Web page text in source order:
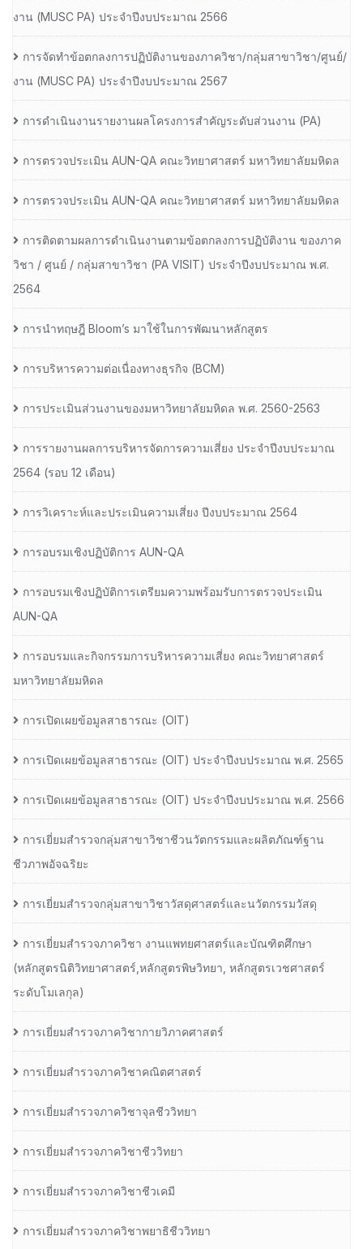
งาน (MUSC PA) ประจำปีงบประมาณ 2566
การจัดทำข้อตกลงการปฏิบัติงานของภาควิชา/กลุ่มสาขาวิชา/ศูนย์/
งาน (MUSC PA) ประจำปีงบประมาณ 2567
การดำเนินงานรายงานผลโครงการสำคัญระดับส่วนงาน (PA)
การตรวจประเมิน AUN-QA คณะวิทยาศาสตร์ มหาวิทยาลัยมหิดล
การตรวจประเมิน AUN-QA คณะวิทยาศาสตร์ มหาวิทยาลัยมหิดล
การติดตามผลการดำเนินงานตามข้อตกลงการปฏิบัติงาน ของภาค
วิชา / ศูนย์ / กลุ่มสาขาวิชา (PA VISIT) ประจำปีงบประมาณ พ.ศ.​
2564
การนำทฤษฎี Bloom’s มาใช้ในการพัฒนาหลักสูตร
การบริหารความต่อเนื่องทางธุรกิจ (BCM)
การประเมินส่วนงานของมหาวิทยาลัยมหิดล พ.ศ. 2560-2563
การรายงานผลการบริหารจัดการความเสี่ยง ประจำปีงบประมาณ
2564 (รอบ 12 เดือน)
การวิเคราะห์และประเมินความเสี่ยง ปีงบประมาณ 2564
การอบรมเชิงปฏิบัติการ AUN-QA
การอบรมเชิงปฏิบัติการเตรียมความพร้อมรับการตรวจประเมิน
AUN-QA
การอบรมและกิจกรรมการบริหารความเสี่ยง คณะวิทยาศาสตร์
มหาวิทยาลัยมหิดล
การเปิดเผยข้อมูลสาธารณะ (OIT)
การเปิดเผยข้อมูลสาธารณะ (OIT) ประจำปีงบประมาณ พ.ศ. 2565
การเปิดเผยข้อมูลสาธารณะ (OIT) ประจำปีงบประมาณ พ.ศ. 2566
การเยี่ยมสำรวจกลุ่มสาขาวิชาชีวนวัตกรรมและผลิตภัณฑ์ฐาน
ชีวภาพอัจฉริยะ
การเยี่ยมสำรวจกลุ่มสาขาวิชาวัสดุศาสตร์และนวัตกรรมวัสดุ
การเยี่ยมสำรวจภาควิชา งานแพทยศาสตร์และบัณฑิตศึกษา
(หลักสูตรนิติวิทยาศาสตร์,หลักสูตรพิษวิทยา, หลักสูตรเวชศาสตร์
ระดับโมเลกุล)
การเยี่ยมสำรวจภาควิชากายวิภาคศาสตร์
การเยี่ยมสำรวจภาควิชาคณิตศาสตร์
การเยี่ยมสำรวจภาควิชาจุลชีววิทยา
การเยี่ยมสำรวจภาควิชาชีววิทยา
การเยี่ยมสำรวจภาควิชาชีวเคมี
การเยี่ยมสำรวจภาควิชาพยาธิชีววิทยา